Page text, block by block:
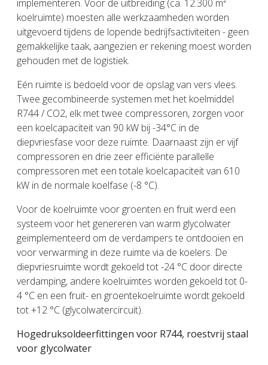
implementeren. Voor de uitbreiding (ca. 12.300 m²
koelruimte) moesten alle werkzaamheden worden
uitgevoerd tijdens de lopende bedrijfsactiviteiten - geen
gemakkelijke taak, aangezien er rekening moest worden
gehouden met de logistiek.
Eén ruimte is bedoeld voor de opslag van vers vlees.
Twee gecombineerde systemen met het koelmiddel
R744 / CO2, elk met twee compressoren, zorgen voor
een koelcapaciteit van 90 kW bij -34°C in de
diepvriesfase voor deze ruimte. Daarnaast zijn er vijf
compressoren en drie zeer efficiënte parallelle
compressoren met een totale koelcapaciteit van 610
kW in de normale koelfase (-8 °C).
Voor de koelruimte voor groenten en fruit werd een
systeem voor het genereren van warm glycolwater
geïmplementeerd om de verdampers te ontdooien en
voor verwarming in deze ruimte via de koelers. De
diepvriesruimte wordt gekoeld tot -24 °C door directe
verdamping, andere koelruimtes worden gekoeld tot 0-
4 °C en een fruit- en groentekoelruimte wordt gekoeld
tot +12 °C (glycolwatercircuit).
Hogedruksoldeerfittingen voor R744, roestvrij staal
voor glycolwater